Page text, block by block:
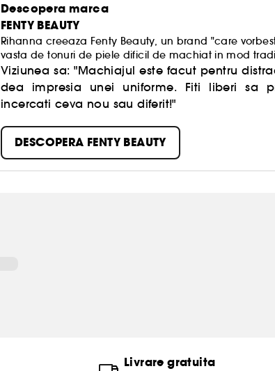
Descopera marca
FENTY BEAUTY
Rihanna creeaza Fenty Beauty, un brand "care
vasta de tonuri de piele dificil de machiat in mod
universale.
Viziunea sa: "Machiajul este facut pentru
dea impresia unei uniforme. Fiti liberi sa
incercati ceva nou sau diferit!"
DESCOPERA FENTY BEAUTY
Livrare gratuita